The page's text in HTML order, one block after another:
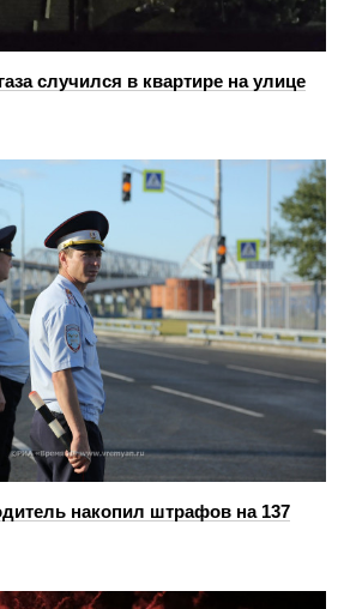
случился в квартире на улице
накопил штрафов на 137